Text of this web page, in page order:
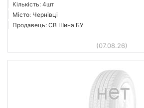
Кількість: 4шт
Місто: Чернівці
Продавець: СВ Шина БУ
(07.08.26)